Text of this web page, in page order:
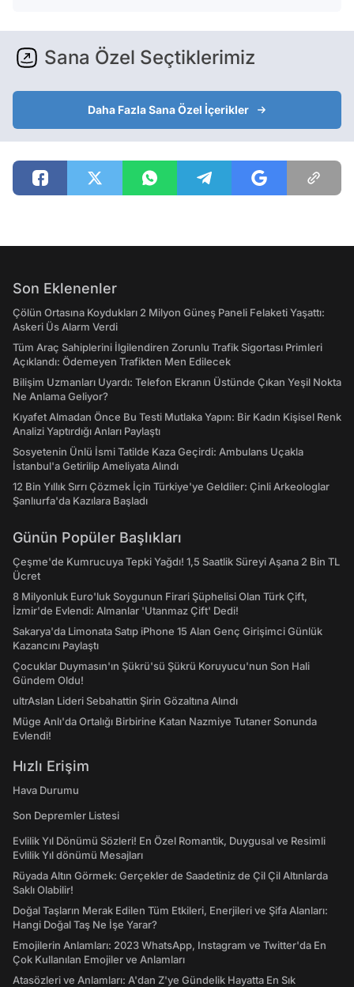
Sana Özel Seçtiklerimiz
Daha Fazla Sana Özel İçerikler
Son Eklenenler
Çölün Ortasına Koydukları 2 Milyon Güneş Paneli Felaketi Yaşattı:
Askeri Üs Alarm Verdi
Tüm Araç Sahiplerini İlgilendiren Zorunlu Trafik Sigortası Primleri
Açıklandı: Ödemeyen Trafikten Men Edilecek
Bilişim Uzmanları Uyardı: Telefon Ekranın Üstünde Çıkan Yeşil Nokta
Ne Anlama Geliyor?
Kıyafet Almadan Önce Bu Testi Mutlaka Yapın: Bir Kadın Kişisel Renk
Analizi Yaptırdığı Anları Paylaştı
Sosyetenin Ünlü İsmi Tatilde Kaza Geçirdi: Ambulans Uçakla
İstanbul'a Getirilip Ameliyata Alındı
12 Bin Yıllık Sırrı Çözmek İçin Türkiye'ye Geldiler: Çinli Arkeologlar
Şanlıurfa'da Kazılara Başladı
Günün Popüler Başlıkları
Çeşme'de Kumrucuya Tepki Yağdı! 1,5 Saatlik Süreyi Aşana 2 Bin TL
Ücret
8 Milyonluk Euro'luk Soygunun Firari Şüphelisi Olan Türk Çift,
İzmir'de Evlendi: Almanlar 'Utanmaz Çift' Dedi!
Sakarya'da Limonata Satıp iPhone 15 Alan Genç Girişimci Günlük
Kazancını Paylaştı
Çocuklar Duymasın'ın Şükrü'sü Şükrü Koruyucu'nun Son Hali
Gündem Oldu!
ultrAslan Lideri Sebahattin Şirin Gözaltına Alındı
Müge Anlı'da Ortalığı Birbirine Katan Nazmiye Tutaner Sonunda
Evlendi!
Hızlı Erişim
Hava Durumu
Son Depremler Listesi
Evlilik Yıl Dönümü Sözleri! En Özel Romantik, Duygusal ve Resimli
Evlilik Yıl dönümü Mesajları
Rüyada Altın Görmek: Gerçekler de Saadetiniz de Çil Çil Altınlarda
Saklı Olabilir!
Doğal Taşların Merak Edilen Tüm Etkileri, Enerjileri ve Şifa Alanları:
Hangi Doğal Taş Ne İşe Yarar?
Emojilerin Anlamları: 2023 WhatsApp, Instagram ve Twitter'da En
Çok Kullanılan Emojiler ve Anlamları
Atasözleri ve Anlamları: A'dan Z'ye Gündelik Hayatta En Sık